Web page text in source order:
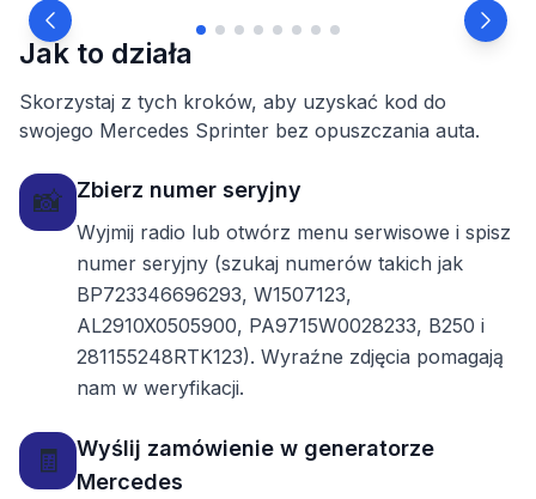
Jak to działa
Skorzystaj z tych kroków, aby uzyskać kod do
swojego Mercedes Sprinter bez opuszczania auta.
📸 Zbierz numer seryjny
Wyjmij radio lub otwórz menu serwisowe i spisz
numer seryjny (szukaj numerów takich jak
BP723346696293, W1507123,
AL2910X0505900, PA9715W0028233, B250 i
281155248RTK123). Wyraźne zdjęcia pomagają
nam w weryfikacji.
🧾
Wyślij zamówienie w generatorze
Mercedes